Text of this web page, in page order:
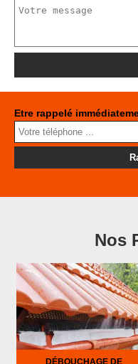
Etre rappelé
Nos
DÉBOUCHAGE DE